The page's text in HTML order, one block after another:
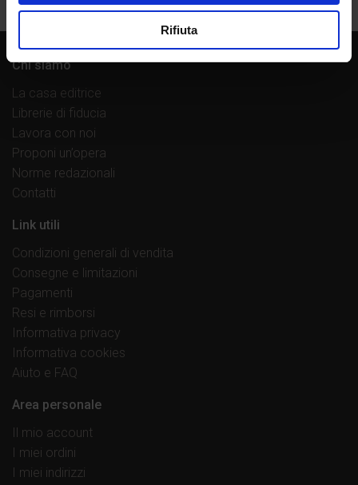
Rifiuta
Chi siamo
La casa editrice
Librerie di fiducia
Lavora con noi
Proponi un’opera
Norme redazionali
Contatti
Link utili
Condizioni generali di vendita
Consegne e limitazioni
Pagamenti
Resi e rimborsi
Informativa privacy
Informativa cookies
Aiuto e FAQ
Area personale
Il mio account
I miei ordini
I miei indirizzi